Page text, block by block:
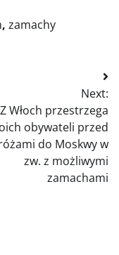
, zamachy
Next:
Włoch przestrzega
obywateli przed
do Moskwy w
zw. z możliwymi
zamachami